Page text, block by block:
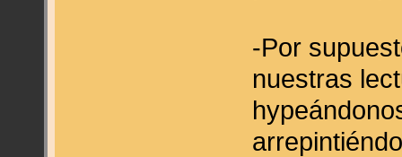
-Por
nuestras